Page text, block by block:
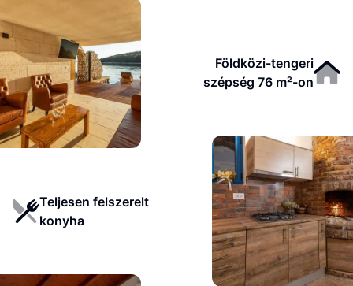
Földközi-tengeri
szépség 76 m²-on
Teljesen felszerelt
konyha